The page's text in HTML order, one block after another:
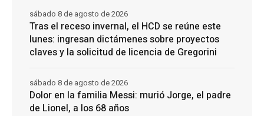
Tras el receso invernal, el HCD se reúne este
lunes: ingresan dictámenes sobre proyectos
claves y la solicitud de licencia de Gregorini
sábado 8 de agosto de 2026
Dolor en la familia Messi: murió Jorge, el padre
de Lionel, a los 68 años
sábado 8 de agosto de 2026